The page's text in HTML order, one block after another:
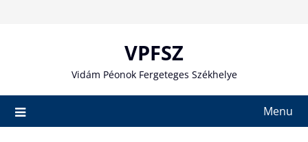
VPFSZ
Vidám Péonok Fergeteges Székhelye
Menu